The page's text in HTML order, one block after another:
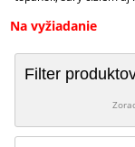
Na vyžiadanie
Filter